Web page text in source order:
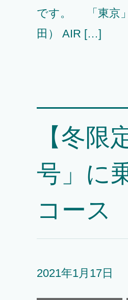
です。 「東京
田） AIR […]
【冬限
号」に
コース
2021年1月17日